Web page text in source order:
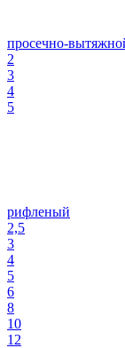
просечно-
2
3
4
5
рифленый
2,5
3
4
5
6
8
10
12